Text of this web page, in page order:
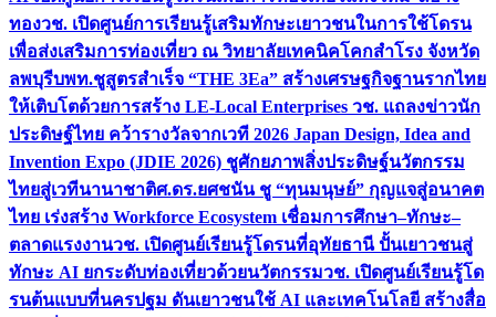
ทองวช. เปิดศูนย์การเรียนรู้เสริมทักษะเยาวชนในการใช้โดรน
เพื่อส่งเสริมการท่องเที่ยว ณ วิทยาลัยเทคนิคโคกสำโรง จังหวัด
ลพบุรีบพท.ชูสูตรสำเร็จ “THE 3Ea” สร้างเศรษฐกิจฐานรากไทย
ให้เติบโตด้วยการสร้าง LE-Local Enterprises วช. แถลงข่าวนัก
ประดิษฐ์ไทย คว้ารางวัลจากเวที 2026 Japan Design, Idea and
Invention Expo (JDIE 2026) ชูศักยภาพสิ่งประดิษฐ์นวัตกรรม
ไทยสู่เวทีนานาชาติศ.ดร.ยศชนัน ชู “ทุนมนุษย์” กุญแจสู่อนาคต
ไทย เร่งสร้าง Workforce Ecosystem เชื่อมการศึกษา–ทักษะ–
ตลาดแรงงานวช. เปิดศูนย์เรียนรู้โดรนที่อุทัยธานี ปั้นเยาวชนสู่
ทักษะ AI ยกระดับท่องเที่ยวด้วยนวัตกรรมวช. เปิดศูนย์เรียนรู้โด
รนต้นแบบที่นครปฐม ดันเยาวชนใช้ AI และเทคโนโลยี สร้างสื่อ